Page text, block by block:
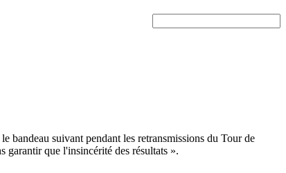
bandeau suivant pendant les retransmissions du Tour de
garantir que l'insincérité des résultats ».